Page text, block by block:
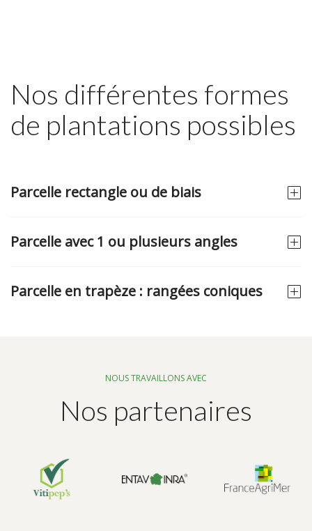
Nos différentes formes
de plantations possibles
Parcelle rectangle ou de biais
Parcelle avec 1 ou plusieurs angles
Parcelle en trapèze : rangées coniques
NOUS TRAVAILLONS AVEC
Nos partenaires